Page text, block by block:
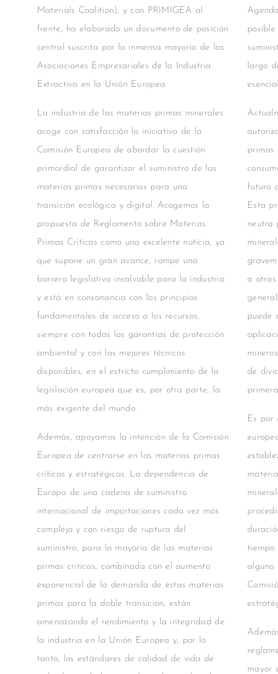
Materials Coalition), y con PRIMIGEA al
frente, ha elaborado un documento de posición
central suscrita por la inmensa mayoría de las
Asociaciones Empresariales de la Industria
Extractiva en la Unión Europea.
La industria de las materias primas minerales
acoge con satisfacción la iniciativa de la
Comisión Europea de abordar la cuestión
primordial de garantizar el suministro de las
materias primas necesarias para una
transición ecológica y digital. Acogemos la
propuesta de Reglamento sobre Materias
Primas Críticas como una excelente noticia, ya
que supone un gran avance, rompe una
barrera legislativa insalvable para la industria
y está en consonancia con los principios
fundamentales de acceso a los recursos,
siempre con todas las garantías de protección
ambiental y con las mejores técnicas
disponibles, en el estricto cumplimiento de la
legislación europea que es, por otra parte, la
más exigente del mundo.
Además, apoyamos la intención de la Comisión
Europea de centrarse en las materias primas
críticas y estratégicas. La dependencia de
Europa de una cadena de suministro
internacional de importaciones cada vez más
compleja y con riesgo de ruptura del
suministro, para la mayoría de las materias
primas críticas, combinada con el aumento
exponencial de la demanda de estas materias
primas para la doble transición, están
amenazando el rendimiento y la integridad de
la industria en la Unión Europea y, por lo
tanto, los estándares de calidad de vida de
largo
primas
futuro
Esta
neutra
a otras
puede
de
Es por
tiempo
alguno
mayor